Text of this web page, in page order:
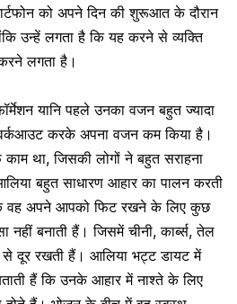
को अपने दिन की शुरूआत के दौरान
उन्हें लगता है कि यह करने से व्यक्ति
लगता है।
यानि पहले उनका वजन बहुत ज्यादा
करके अपना वजन कम किया है।
था, जिसकी लोगों ने बहुत सराहना
बहुत साधारण आहार का पालन करती
वह अपने आपको फिट रखने के लिए कुछ
नहीं बनाती हैं। जिसमें चीनी, कार्ब्स, तेल
रखती हैं। आलिया भट्ट डायट में
हैं कि उनके आहार में नाश्ते के लिए